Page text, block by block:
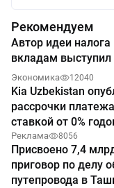
Рекомендуем
Автор идеи
вкладам выступил
Экономика 12040
Kia Uzbekistan
рассрочки
ставкой от 0%
Реклама 8056
Присвоено 7,4
приговор по делу
путепровода в